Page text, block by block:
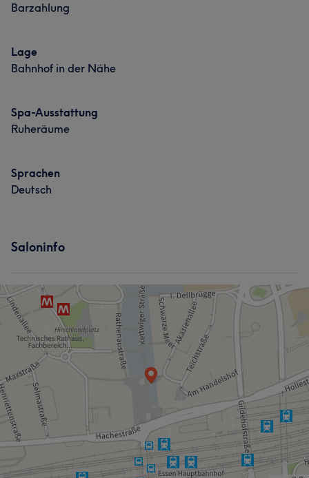
Barzahlung
Lage
Bahnhof in der Nähe
Spa-Ausstattung
Ruheräume
Sprachen
Deutsch
Saloninfo